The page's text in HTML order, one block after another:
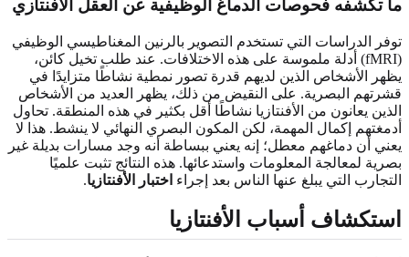
ما تكشفه فحوصات الدماغ الوظيفية عن العقل الأفنتازي
توفر الدراسات التي تستخدم التصوير بالرنين المغناطيسي الوظيفي
(fMRI) أدلة ملموسة على هذه الاختلافات. عند طلب تخيل كائن،
يظهر الأشخاص الذين لديهم قدرة تصور نمطية نشاطًا متزايدًا في
قشرتهم البصرية. على النقيض من ذلك، يظهر العديد من الأشخاص
الذين يعانون من الأفنتازيا نشاطًا أقل بكثير في هذه المنطقة. تحاول
أدمغتهم إكمال المهمة، لكن المكون البصري النهائي لا ينشط. هذا لا
يعني أن دماغهم معطل؛ إنه يعني ببساطة أنه وجد مسارات بديلة غير
بصرية لمعالجة المعلومات واستدعائها. هذه النتائج تثبت علميًا
التجارب التي يبلغ عنها الناس بعد إجراء اختبار الأفنتازيا.
استكشاف أسباب الأفنتازيا